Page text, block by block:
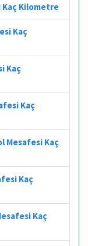
Kaç Kilometre
Kaç
Kaç
Kaç
Mesafesi Kaç
Kaç
Kaç